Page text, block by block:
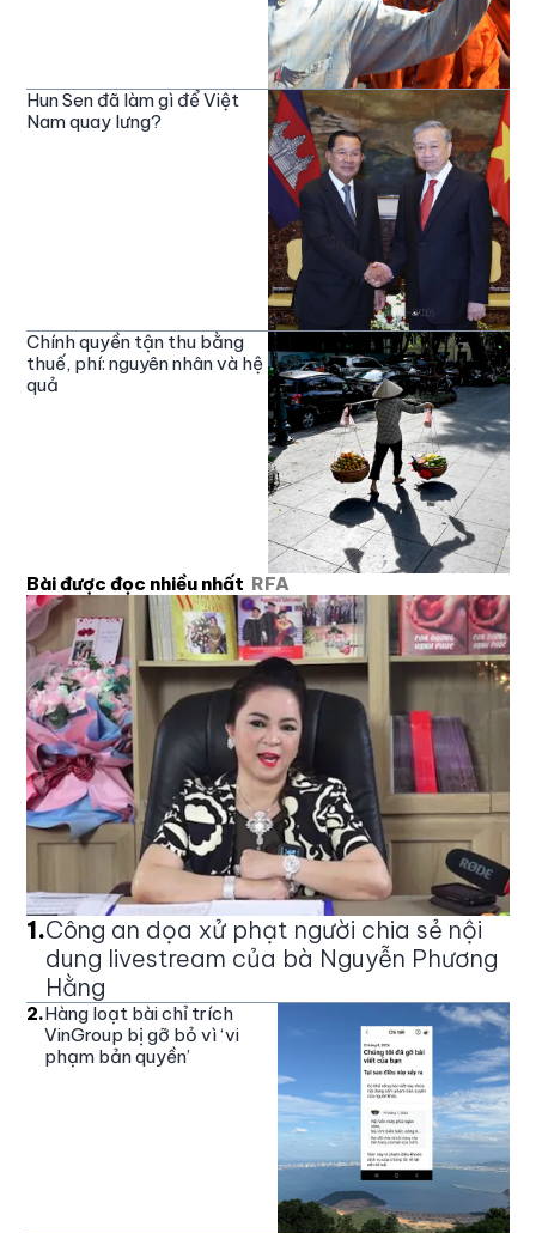
Hun Sen đã làm gì để Việt
Nam quay lưng?
Chính quyền tận thu bằng
thuế, phí: nguyên nhân và hệ
quả
Bài được đọc nhiều nhất RFA
1.Công an dọa xử phạt người chia sẻ nội
dung livestream của bà Nguyễn Phương
Hằng
2.Hàng loạt bài chỉ trích
VinGroup bị gỡ bỏ vì ‘vi
phạm bản quyền’